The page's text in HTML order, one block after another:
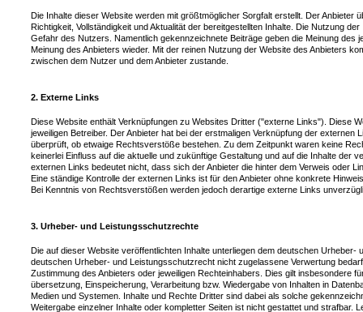
Die Inhalte dieser Website werden mit größtmöglicher Sorgfalt erstellt. Der Anbieter
Richtigkeit, Vollständigkeit und Aktualität der bereitgestellten Inhalte. Die Nutzung
Gefahr des Nutzers. Namentlich gekennzeichnete Beiträge geben die Meinung des
Meinung des Anbieters wieder. Mit der reinen Nutzung der Website des Anbieters
zwischen dem Nutzer und dem Anbieter zustande.
2. Externe Links
Diese Website enthält Verknüpfungen zu Websites Dritter ("externe Links"). Diese
jeweiligen Betreiber. Der Anbieter hat bei der erstmaligen Verknüpfung der externen
überprüft, ob etwaige Rechtsverstöße bestehen. Zu dem Zeitpunkt waren keine
keinerlei Einfluss auf die aktuelle und zukünftige Gestaltung und auf die Inhalte der
externen Links bedeutet nicht, dass sich der Anbieter die hinter dem Verweis oder
Eine ständige Kontrolle der externen Links ist für den Anbieter ohne konkrete
Bei Kenntnis von Rechtsverstößen werden jedoch derartige externe Links
3. Urheber- und Leistungsschutzrechte
Die auf dieser Website veröffentlichten Inhalte unterliegen dem deutschen
deutschen Urheber- und Leistungsschutzrecht nicht zugelassene Verwertung
Zustimmung des Anbieters oder jeweiligen Rechteinhabers. Dies gilt insbesondere
übersetzung, Einspeicherung, Verarbeitung bzw. Wiedergabe von Inhalten in
Medien und Systemen. Inhalte und Rechte Dritter sind dabei als solche
Weitergabe einzelner Inhalte oder kompletter Seiten ist nicht gestattet und strafbar.